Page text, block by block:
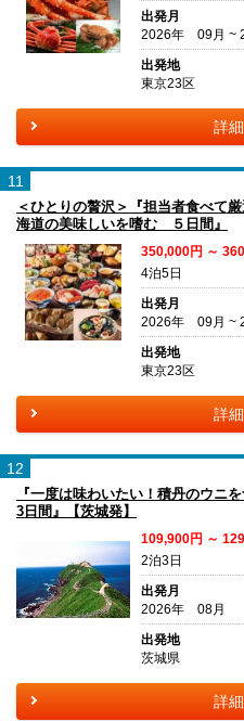
出発月
2026年 09月 ~
出発地
東京23区
詳
11
＜ひとりの贅沢＞『担当者食べて
海道の美味しいを嗜む ５日間』
350,000円 ～
4泊5日
出発月
2026年 09月 ~
出発地
東京23区
詳
12
『一度は味わいたい！積丹のウ
3日間』【茨城発】
109,900円 ～
2泊3日
出発月
2026年 08月
出発地
茨城県
詳